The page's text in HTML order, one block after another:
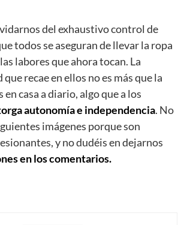
del exhaustivo control de
todos se aseguran de llevar la ropa
labores que ahora tocan. La
recae en ellos no es más que la
en casa a diario, algo que a los
autonomía e independencia. No
imágenes porque son
y no dudéis en dejarnos
en los comentarios.